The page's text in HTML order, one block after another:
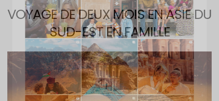
VOYAGE DE DEUX MOIS EN ASIE DU
SUD-EST EN FAMILLE